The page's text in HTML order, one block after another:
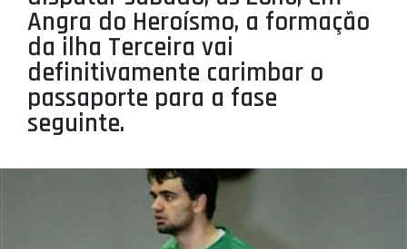
Angra do Heroísmo, a formação
da ilha Terceira vai
definitivamente carimbar o
passaporte para a fase
seguinte.